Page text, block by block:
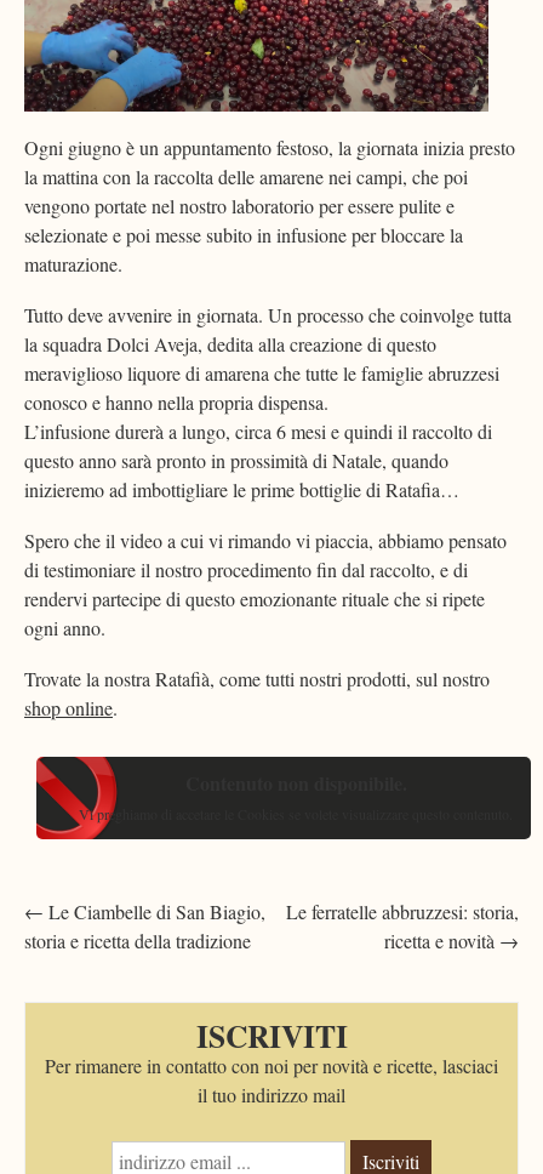
Ogni giugno è un appuntamento festoso, la giornata inizia presto
la mattina con la raccolta delle amarene nei campi, che poi
vengono portate nel nostro laboratorio per essere pulite e
selezionate e poi messe subito in infusione per bloccare la
maturazione.
Tutto deve avvenire in giornata. Un processo che coinvolge tutta
la squadra Dolci Aveja, dedita alla creazione di questo
meraviglioso liquore di amarena che tutte le famiglie abruzzesi
conosco e hanno nella propria dispensa.
L’infusione durerà a lungo, circa 6 mesi e quindi il raccolto di
questo anno sarà pronto in prossimità di Natale, quando
inizieremo ad imbottigliare le prime bottiglie di Ratafia…
Spero che il video a cui vi rimando vi piaccia, abbiamo pensato
di testimoniare il nostro procedimento fin dal raccolto, e di
rendervi partecipe di questo emozionante rituale che si ripete
ogni anno.
Trovate la nostra Ratafià, come tutti nostri prodotti, sul nostro
shop online.
Vi preghiamo di accetare le Cookies se volete visualizzare questo contenuto.
Post
navigation
← Le Ciambelle di San Biagio,
storia e ricetta della tradizione
Le ferratelle abbruzzesi: storia,
ricetta e novità →
ISCRIVITI
Per rimanere in contatto con noi per novità e ricette, lasciaci
il tuo indirizzo mail
Iscriviti